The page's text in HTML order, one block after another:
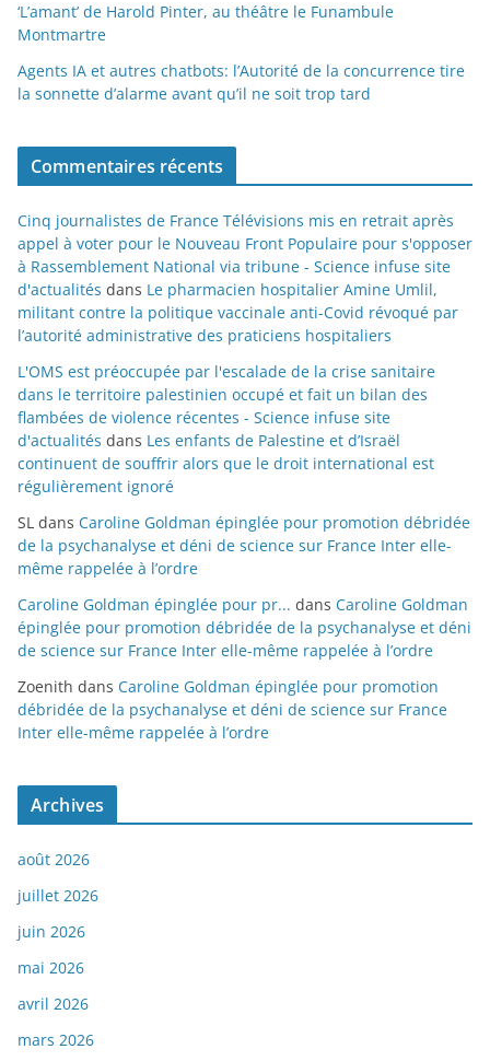
‘L’amant’ de Harold Pinter, au théâtre le Funambule
Montmartre
Agents IA et autres chatbots: l’Autorité de la concurrence tire
la sonnette d’alarme avant qu’il ne soit trop tard
Commentaires récents
Cinq journalistes de France Télévisions mis en retrait après
appel à voter pour le Nouveau Front Populaire pour s'opposer
à Rassemblement National via tribune - Science infuse site
d'actualités dans Le pharmacien hospitalier Amine Umlil,
militant contre la politique vaccinale anti-Covid révoqué par
l’autorité administrative des praticiens hospitaliers
L'OMS est préoccupée par l'escalade de la crise sanitaire
dans le territoire palestinien occupé et fait un bilan des
flambées de violence récentes - Science infuse site
d'actualités dans Les enfants de Palestine et d’Israël
continuent de souffrir alors que le droit international est
régulièrement ignoré
SL dans Caroline Goldman épinglée pour promotion débridée
de la psychanalyse et déni de science sur France Inter elle-
même rappelée à l’ordre
Caroline Goldman épinglée pour pr... dans Caroline Goldman
épinglée pour promotion débridée de la psychanalyse et déni
de science sur France Inter elle-même rappelée à l’ordre
Zoenith dans Caroline Goldman épinglée pour promotion
débridée de la psychanalyse et déni de science sur France
Inter elle-même rappelée à l’ordre
Archives
août 2026
juillet 2026
juin 2026
mai 2026
avril 2026
mars 2026